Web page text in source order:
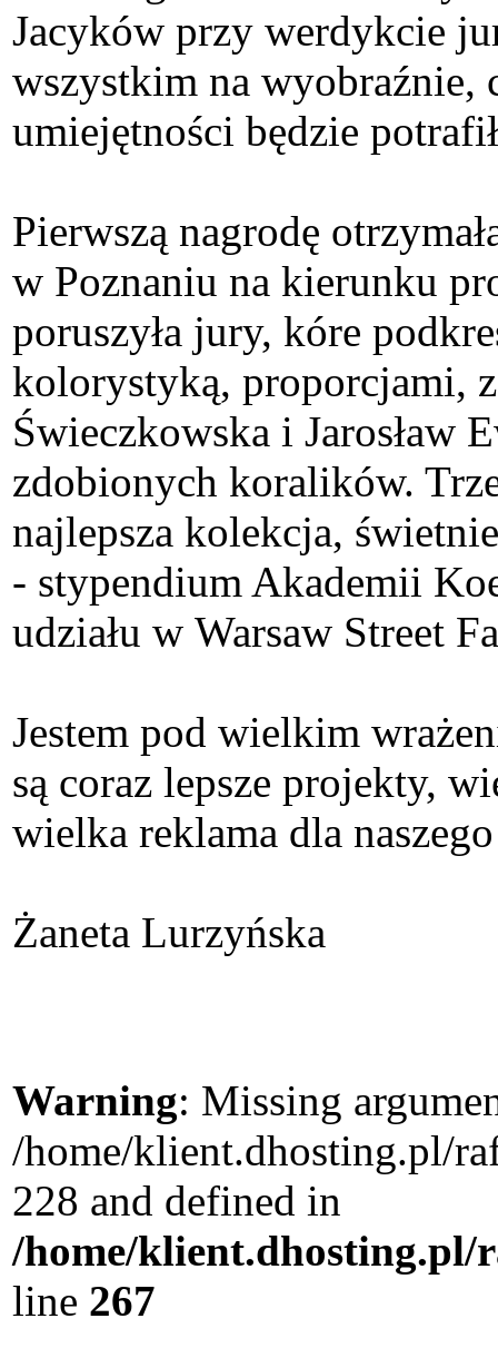
Jacyków przy werdykcie
wszystkim na wyobraźnie,
umiejętności będzie
Pierwszą nagrodę
w Poznaniu na kierunku
poruszyła jury, kóre
kolorystyką, proporcjami,
Świeczkowska i Jarosław
zdobionych koralików.
najlepsza kolekcja,
- stypendium Akademii
udziału w Warsaw Street
Jestem pod wielkim
są coraz lepsze projekty,
wielka reklama dla
Żaneta Lurzyńska
Warning: Missing
/home/klient.dhosting.pl/
228 and defined in
/home/klient.dhosting.pl/
line 267